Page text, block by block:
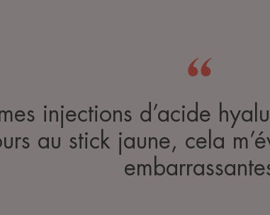
injections d’acide
au stick jaune, cela